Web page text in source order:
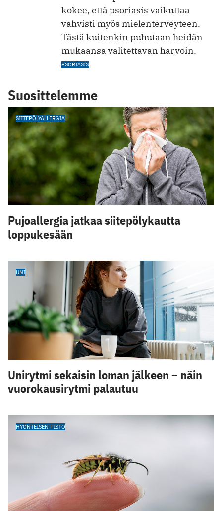
kokee, että psoriasis vaikuttaa
vahvisti myös mielenterveyteen.
Tästä kuitenkin puhutaan heidän
mukaansa valitettavan harvoin.
PSORIASIS
Suosittelemme
SIITEPÖLYALLERGIA
Pujoallergia jatkaa siitepölykautta
loppukesään
UNI
Unirytmi sekaisin loman jälkeen – näin
vuorokausirytmi palautuu
HYÖNTEISEN PISTO